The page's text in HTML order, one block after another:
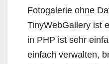
Fotogalerie ohne
TinyWebGallery ist
in PHP ist sehr
einfach verwalten,